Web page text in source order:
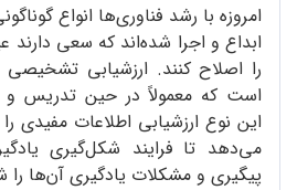
امروزه با رشد فناوری‌ها انواع
ابداع و اجرا شده‌اند که سعی
را اصلاح کنند. ارزشیابی تشخیصی
است که معمولاً در حین تدریس و
این نوع ارزشیابی اطلاعات مفیدی را
می‌دهد تا فرایند شکل‌گیری
پیگیری و مشکلات یادگیری آن‌ها را